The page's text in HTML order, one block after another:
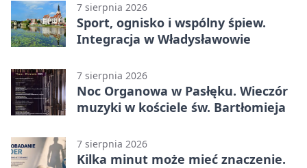
7 sierpnia 2026
Sport, ognisko i wspólny śpiew.
Integracja w Władysławowie
7 sierpnia 2026
Noc Organowa w Pasłęku. Wieczór
muzyki w kościele św. Bartłomieja
7 sierpnia 2026
Kilka minut może mieć znaczenie.